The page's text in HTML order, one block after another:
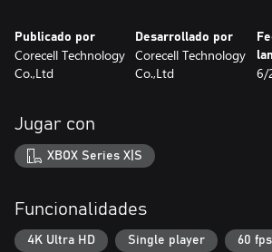
Publicado por
Corecell Technology
Co.,Ltd
Desarrollado por
Corecell Technology
Co.,Ltd
6/
Jugar con
XBOX Series X|S
Funcionalidades
4K Ultra HD Single player 60